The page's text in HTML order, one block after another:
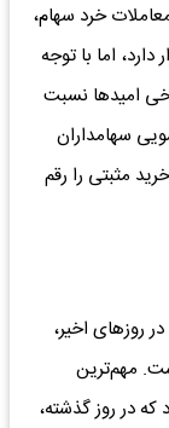
خرد سهام،
تومان قرار دارد، اما با توجه
امید‌ها نسبت
سهامداران
مثبتی را رقم
در روز‌های اخیر،
مهم‌ترین
هزار واحدی بود که در روز گذشته،